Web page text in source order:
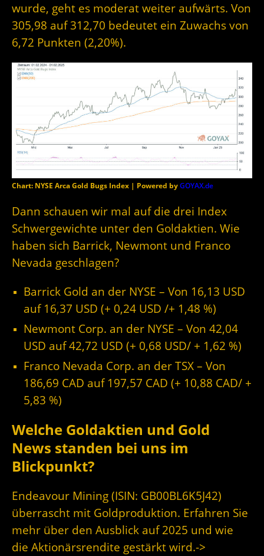
wurde, geht es moderat weiter aufwärts. Von
305,98 auf 312,70 bedeutet ein Zuwachs von
6,72 Punkten (2,20%).
Chart: NYSE Arca Gold Bugs Index | Powered byGOYAX.de
Dann schauen wir mal auf die drei Index
Schwergewichte unter den Goldaktien. Wie
haben sich Barrick, Newmont und Franco
Nevada geschlagen?
Barrick Gold an der NYSE – Von 16,13 USD
auf 16,37 USD (+ 0,24 USD /+ 1,48 %)
Newmont Corp. an der NYSE – Von 42,04
USD auf 42,72 USD (+ 0,68 USD/ + 1,62 %)
Franco Nevada Corp. an der TSX – Von
186,69 CAD auf 197,57 CAD (+ 10,88 CAD/ +
5,83 %)
Welche Goldaktien und Gold
News standen bei uns im
Blickpunkt?
Endeavour Mining (ISIN: GB00BL6K5J42)
überrascht mit Goldproduktion. Erfahren Sie
mehr über den Ausblick auf 2025 und wie
die Aktionärsrendite gestärkt wird.->